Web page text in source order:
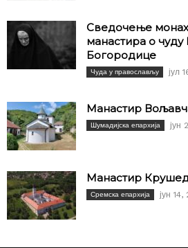
Сведочење
манастира о
Богородице
Чуда у православљу јул
Манастир
Шумадијска епархија јун
Манастир
Сремска епархија јун 14,